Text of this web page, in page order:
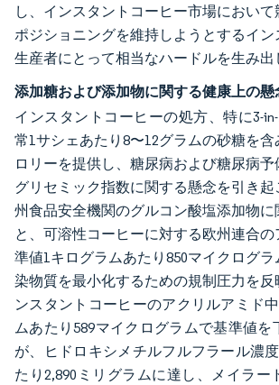
し、インスタントコーヒー市場におい
ポジショニングを維持しようとするイ
生産者にとって相当なハードルを生み出
添加糖および添加物に関する健康上の懸
インスタントコーヒーの処方、特に3-
常1サシェあたり8〜12グラムの砂糖を含
ロリーを提供し、糖尿病および糖尿病
グリセミック指数に関する懸念を引き
州食品安全機関のグルコン酸塩添加物
と、可溶性コーヒーに対する欧州連合
準値1キログラムあたり850マイクログ
染物質を最小化するための規制圧力を反
ンスタントコーヒーのアクリルアミド
ムあたり589マイクログラムで基準値を
が、ヒドロキシメチルフルフラール濃
たり2,890ミリグラムに達し、メイラー